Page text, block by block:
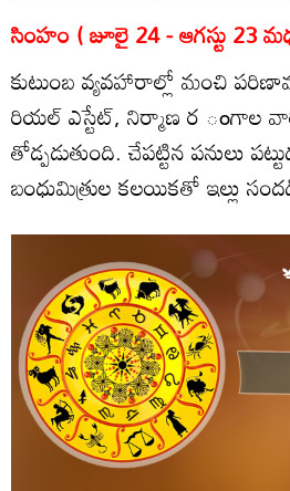
సింహం ( జూలై 24 - ఆగస్టు 23
కుటుంబ వ్యవహారాల్లో మంచి
రియల్‌ ఎస్టేట్‌, నిర్మాణ ర ంగాల
తోడ్పడుతుంది. చేపట్టిన పనులు
బంధుమిత్రుల కలయికతో ఇల్లు